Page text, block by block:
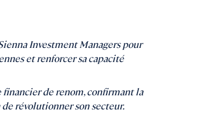
Investment Managers pour
et renforcer sa capacité
financier de renom, confirmant la
révolutionner son secteur.